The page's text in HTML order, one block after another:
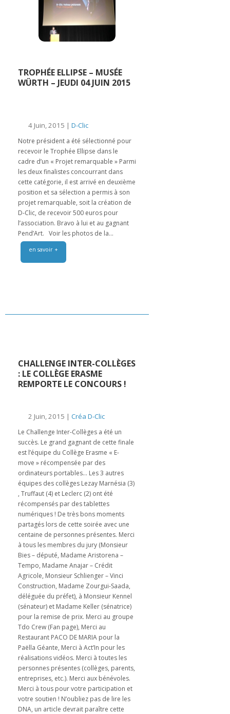
TROPHÉE ELLIPSE – MUSÉE
WÜRTH – JEUDI 04 JUIN 2015
4 Juin, 2015 | D-Clic
Notre président a été sélectionné pour
recevoir le Trophée Ellipse dans le
cadre d’un « Projet remarquable » Parmi
les deux finalistes concourrant dans
cette catégorie, il est arrivé en deuxième
position et sa sélection a permis à son
projet remarquable, soit la création de
D-Clic, de recevoir 500 euros pour
l’association. Bravo à lui et au gagnant
Pend’Art. Voir les photos de la...
en savoir +
CHALLENGE INTER-COLLÈGES
: LE COLLÈGE ERASME
REMPORTE LE CONCOURS !
2 Juin, 2015 | Créa D-Clic
Le Challenge Inter-Collèges a été un
succès. Le grand gagnant de cette finale
est l’équipe du Collège Erasme « E-
move » récompensée par des
ordinateurs portables… Les 3 autres
équipes des collèges Lezay Marnésia (3)
, Truffaut (4) et Leclerc (2) ont été
récompensés par des tablettes
numériques ! De très bons moments
partagés lors de cette soirée avec une
centaine de personnes présentes. Merci
à tous les membres du jury (Monsieur
Bies – député, Madame Aristorena –
Tempo, Madame Anajar – Crédit
Agricole, Monsieur Schlienger – Vinci
Construction, Madame Zourgui-Saada,
déléguée du préfet), à Monsieur Kennel
(sénateur) et Madame Keller (sénatrice)
pour la remise de prix. Merci au groupe
Tdo Crew (Fan page), Merci au
Restaurant PACO DE MARIA pour la
Paëlla Géante, Merci à Act’In pour les
réalisations vidéos. Merci à toutes les
personnes présentes (collèges, parents,
entreprises, etc.). Merci aux bénévoles.
Merci à tous pour votre participation et
votre soutien ! N’oubliez pas de lire les
DNA, un article devrait paraître cette